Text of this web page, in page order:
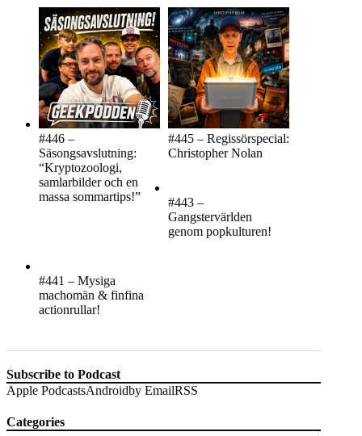
#446 –
Säsongsavslutning:
“Kryptozoologi,
samlarbilder och en
massa sommartips!”
#445 – Regissörspecial:
Christopher Nolan
#443 –
Gangstervärlden
genom popkulturen!
#441 – Mysiga
machomän & finfina
actionrullar!
Subscribe to Podcast
Apple PodcastsAndroidby EmailRSS
Categories